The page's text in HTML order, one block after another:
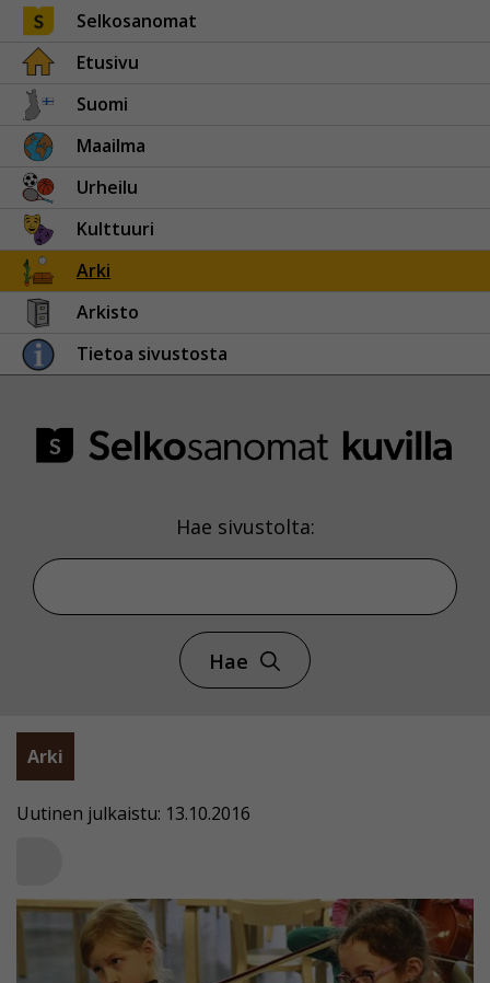
Selkosanomat
Etusivu
Suomi
Maailma
Urheilu
Kulttuuri
Arki
Arkisto
Tietoa sivustosta
Hae sivustolta:
Hae
Arki
Uutinen julkaistu: 13.10.2016